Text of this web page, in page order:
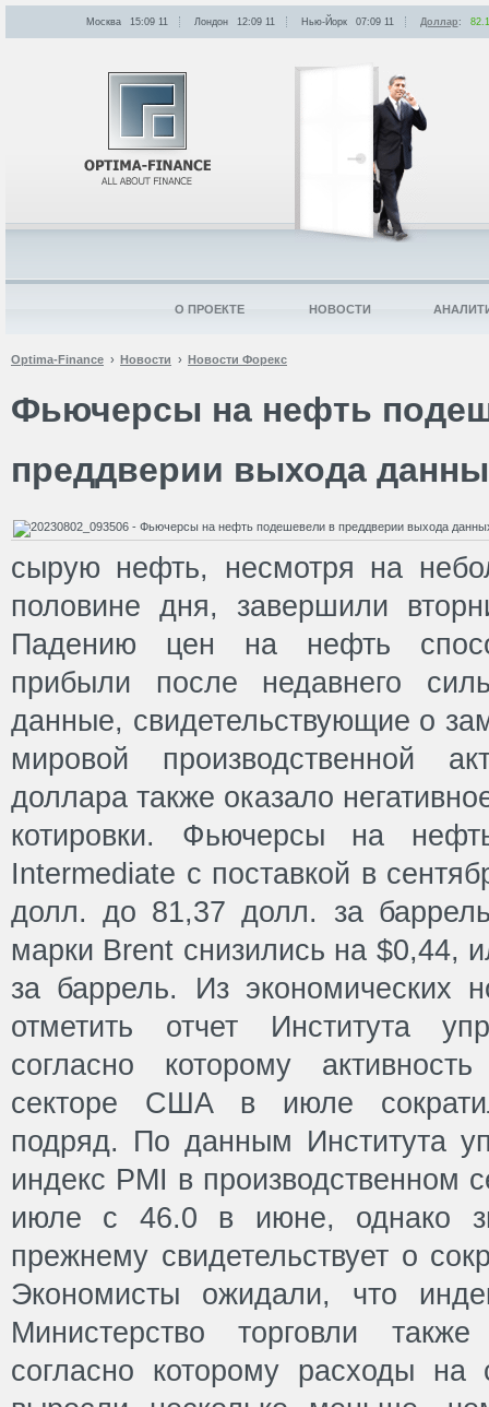
Optima-Finance Новости Новости Форекс
Фьючерсы на нефть
преддверии выхода
сырую нефть, несмотря на
половине дня, завершили
Падению цен на нефть
прибыли после недавнего
данные, свидетельствующие о
мировой производственной
доллара также оказало
котировки. Фьючерсы на
Intermediate с поставкой в
долл. до 81,37 долл. за
марки Brent снизились на $0,44,
за баррель. Из экономических
отметить отчет Института
согласно которому
секторе США в июле
подряд. По данным Института
индекс PMI в производственном
июле с 46.0 в июне, однако
прежнему свидетельствует о
Экономисты ожидали, что
Министерство торговли
согласно которому расходы на
Москва 15:09: 11 Лондон 12:09: 11 Нью-Йорк 07:09: 11 Доллар:
О ПРОЕКТЕ НОВОСТИ